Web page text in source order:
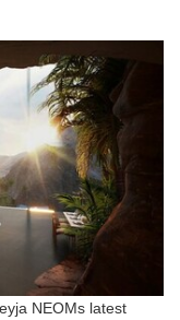
NEOMs latest